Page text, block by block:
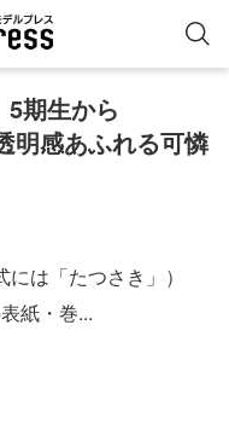
期生から
明感あふれる可憐
は「たつさき」）
紙・巻...